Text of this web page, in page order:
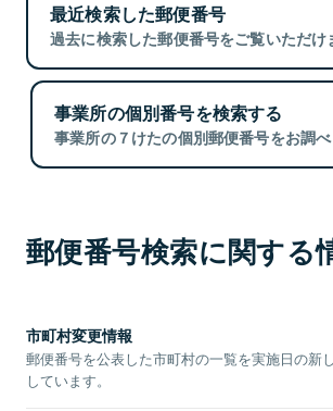
最近検索した郵便番号
過去に検索した郵便番号をご覧いただけ
事業所の個別番号を検索する
事業所の７けたの個別郵便番号をお調べ
郵便番号検索に関する
市町村変更情報
郵便番号を公表した市町村の一覧を実施日の新
しています。